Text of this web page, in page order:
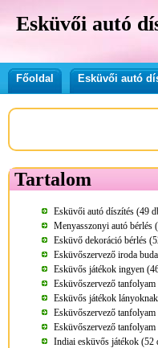
Esküvői autó
Főoldal Esküvői autó
Tartalom
Esküvői autó díszítés (49
Menyasszonyi autó bérlés
Esküvő dekoráció bérlés
Esküvőszervező iroda
Esküvős játékok ingyen
Esküvőszervező
Esküvős játékok
Esküvőszervező
Esküvőszervező
Indiai esküvős játékok (52